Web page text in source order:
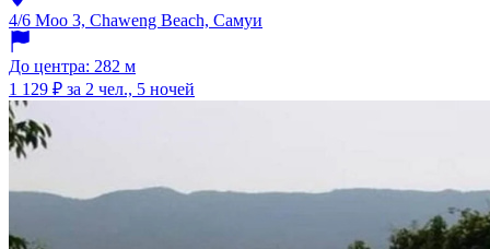
4/6 Moo 3, Chaweng Beach, Самуи
До центра: 282 м
1 129 ₽ за 2 чел., 5 ночей